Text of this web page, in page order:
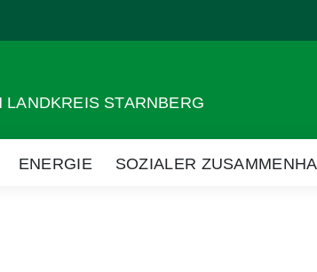
STARNBERG
ENERGIE SOZIALER